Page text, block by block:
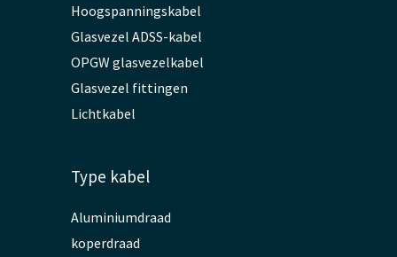
Hoogspanningskabel
Glasvezel ADSS-kabel
OPGW glasvezelkabel
Glasvezel fittingen
Lichtkabel
Type kabel
Aluminiumdraad
koperdraad